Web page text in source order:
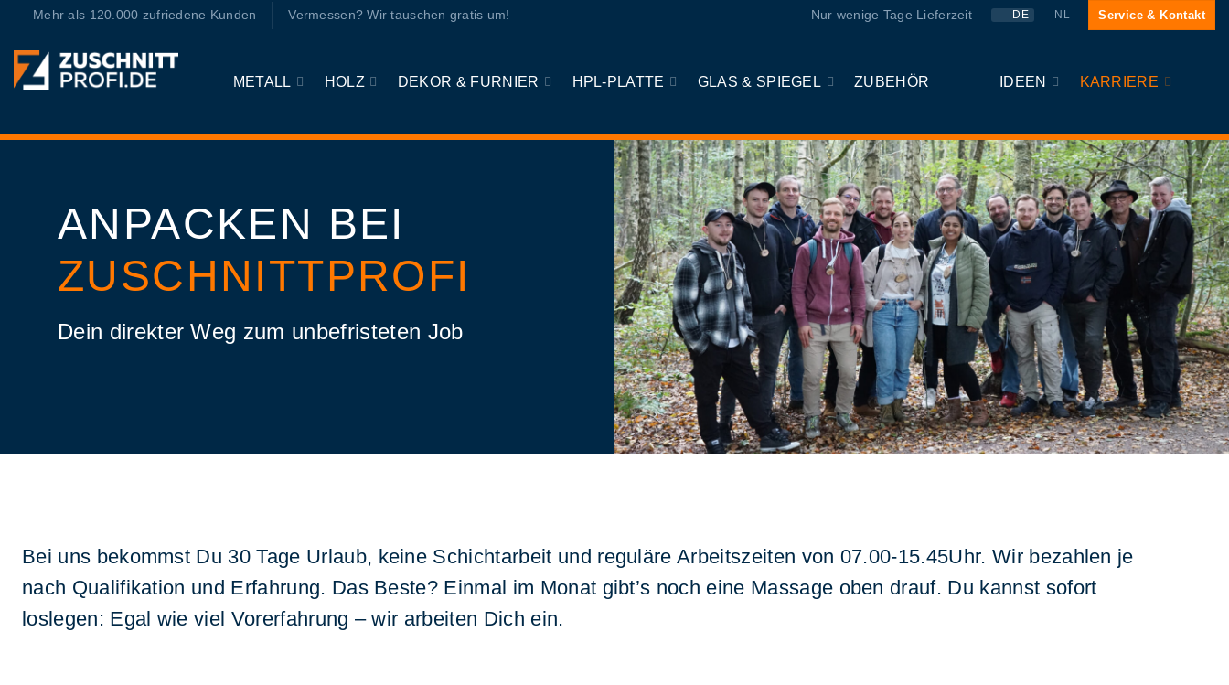
springen
Mehr als 120.000 zufriedene Kunden Vermessen? Wir tauschen gratis um! Nur wenige Tage Lieferzeit DE NL Service & Kontakt
METALL HOLZ DEKOR & FURNIER HPL-PLATTE GLAS & SPIEGEL ZUBEHÖR IDEEN KARRIERE
ANPACKEN BEI
ZUSCHNITTPROFI
Dein direkter Weg zum unbefristeten Job
Bei uns bekommst Du 30 Tage Urlaub, keine Schichtarbeit und reguläre Arbeitszeiten von 07.00-15.45Uhr. Wir bezahlen je
nach Qualifikation und Erfahrung. Das Beste? Einmal im Monat gibt’s noch eine Massage oben drauf. Du kannst sofort
loslegen: Egal wie viel Vorerfahrung – wir arbeiten Dich ein.